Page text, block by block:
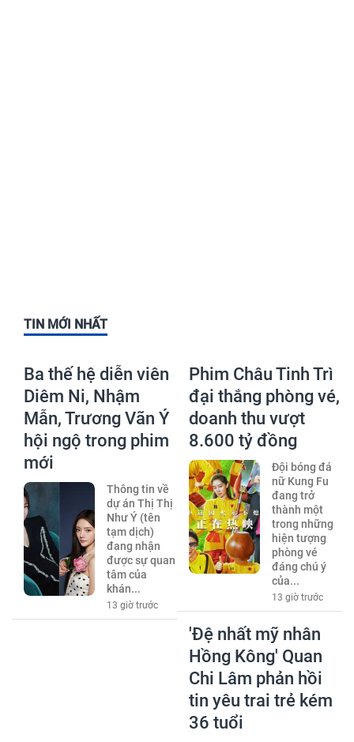
TIN MỚI NHẤT
Ba thế hệ diễn viên
Diêm Ni, Nhậm
Mẫn, Trương Vãn Ý
hội ngộ trong phim
mới
Thông tin về
dự án Thị Thị
Như Ý (tên
tạm dịch)
đang nhận
được sự quan
tâm của
khán...
13 giờ trước
Phim Châu Tinh Trì
đại thắng phòng vé,
doanh thu vượt
8.600 tỷ đồng
Đội bóng đá
nữ Kung Fu
đang trở
thành một
trong những
hiện tượng
phòng vé
đáng chú ý
của...
13 giờ trước
'Đệ nhất mỹ nhân
Hồng Kông' Quan
Chi Lâm phản hồi
tin yêu trai trẻ kém
36 tuổi